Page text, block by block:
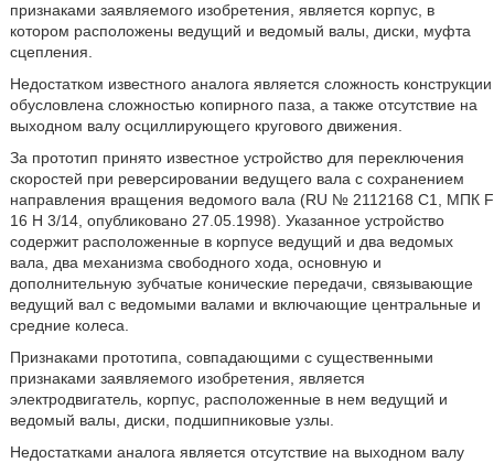
признаками заявляемого изобретения, является корпус, в
котором расположены ведущий и ведомый валы, диски, муфта
сцепления.
Недостатком известного аналога является сложность конструкции
обусловлена сложностью копирного паза, а также отсутствие на
выходном валу осциллирующего кругового движения.
За прототип принято известное устройство для переключения
скоростей при реверсировании ведущего вала с сохранением
направления вращения ведомого вала (RU № 2112168 C1, МПК F
16 H 3/14, опубликовано 27.05.1998). Указанное устройство
содержит расположенные в корпусе ведущий и два ведомых
вала, два механизма свободного хода, основную и
дополнительную зубчатые конические передачи, связывающие
ведущий вал с ведомыми валами и включающие центральные и
средние колеса.
Признаками прототипа, совпадающими с существенными
признаками заявляемого изобретения, является
электродвигатель, корпус, расположенные в нем ведущий и
ведомый валы, диски, подшипниковые узлы.
Недостатками аналога является отсутствие на выходном валу